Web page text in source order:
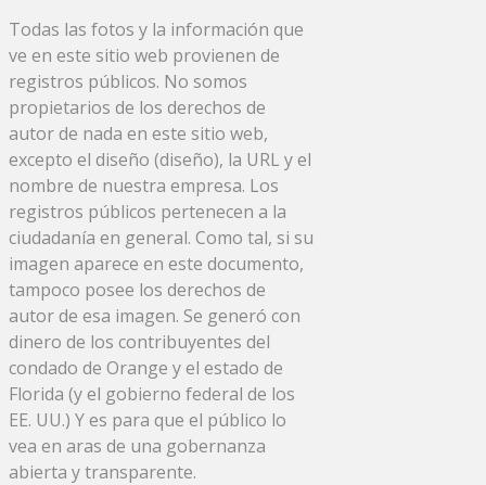
Todas las fotos y la información que
ve en este sitio web provienen de
registros públicos. No somos
propietarios de los derechos de
autor de nada en este sitio web,
excepto el diseño (diseño), la URL y el
nombre de nuestra empresa. Los
registros públicos pertenecen a la
ciudadanía en general. Como tal, si su
imagen aparece en este documento,
tampoco posee los derechos de
autor de esa imagen. Se generó con
dinero de los contribuyentes del
condado de Orange y el estado de
Florida (y el gobierno federal de los
EE. UU.) Y es para que el público lo
vea en aras de una gobernanza
abierta y transparente.